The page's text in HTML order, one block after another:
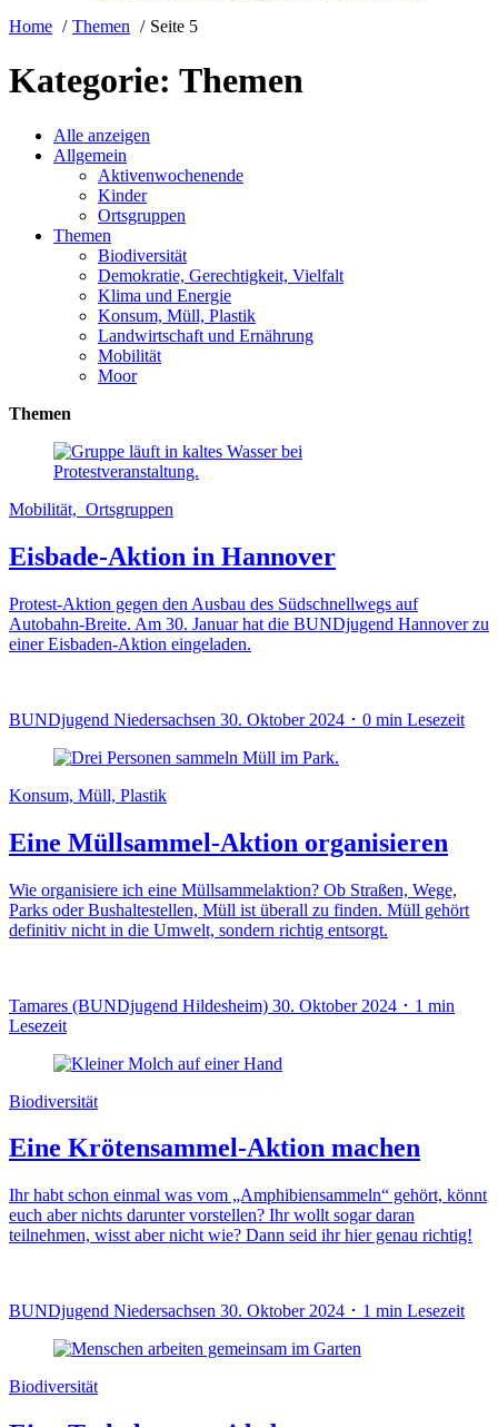
Home
Themen Seite 5
Kategorie: Themen
Alle anzeigen
Allgemein
Aktivenwochenende
Kinder
Ortsgruppen
Themen
Biodiversität
Demokratie, Gerechtigkeit, Vielfalt
Klima und Energie
Konsum, Müll, Plastik
Landwirtschaft und Ernährung
Mobilität
Moor
Themen
Mobilität, Ortsgruppen
Eisbade-Aktion in Hannover
Protest-Aktion gegen den Ausbau des Südschnellwegs auf
Autobahn-Breite. Am 30. Januar hat die BUNDjugend Hannover zu
einer Eisbaden-Aktion eingeladen.
BUNDjugend Niedersachsen 30. Oktober 2024 ･ 0 min Lesezeit
Konsum, Müll, Plastik
Eine Müllsammel-Aktion organisieren
Wie organisiere ich eine Müllsammelaktion? Ob Straßen, Wege,
Parks oder Bushaltestellen, Müll ist überall zu finden. Müll gehört
definitiv nicht in die Umwelt, sondern richtig entsorgt.
Tamares (BUNDjugend Hildesheim) 30. Oktober 2024 ･ 1 min
Lesezeit
Biodiversität
Eine Krötensammel-Aktion machen
Ihr habt schon einmal was vom „Amphibiensammeln“ gehört, könnt
euch aber nichts darunter vorstellen? Ihr wollt sogar daran
teilnehmen, wisst aber nicht wie? Dann seid ihr hier genau richtig!
BUNDjugend Niedersachsen 30. Oktober 2024 ･ 1 min Lesezeit
Biodiversität